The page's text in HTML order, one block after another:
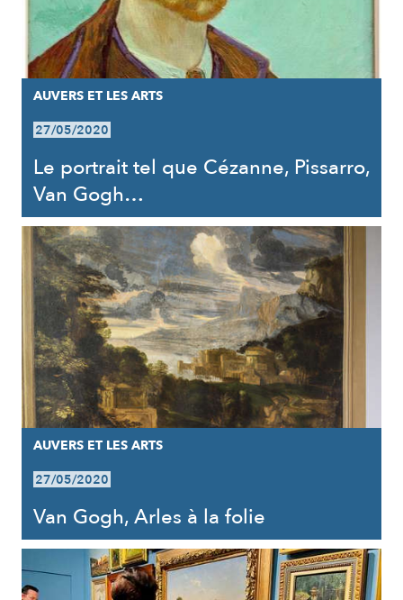
AUVERS ET LES ARTS
27/05/2020
Le portrait tel que Cézanne, Pissarro,
Van Gogh…
AUVERS ET LES ARTS
27/05/2020
Van Gogh, Arles à la folie